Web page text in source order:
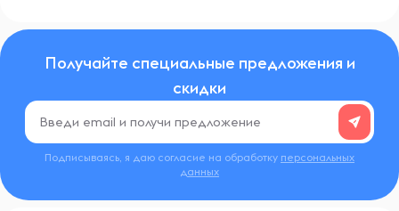
Получайте специальные предложения и
скидки
Подписываясь, я даю согласие на обработку персональных
данных